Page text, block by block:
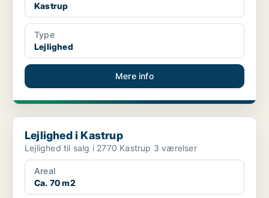
Kastrup
Type
Lejlighed
Mere info
Lejlighed i Kastrup
Lejlighed i Kastrup
Lejlighed til salg i 2770 Kastrup 3 værelser
Areal
Ca. 70 m2